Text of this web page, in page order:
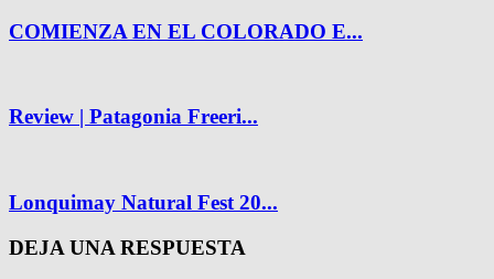
COMIENZA EN EL COLORADO E...
Review | Patagonia Freeri...
Lonquimay Natural Fest 20...
DEJA UNA RESPUESTA